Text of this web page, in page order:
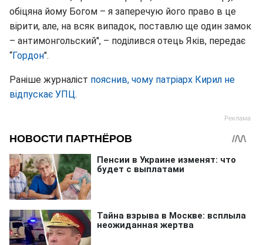
обіцяна йому Богом – я заперечую його право в це
вірити, але, на всяк випадок, поставлю ще один замок
– антимонгольский", – поділився отець Яків, передає
“Гордон".
Раніше журналіст пояснив, чому патріарх Кирил не
відпускає УПЦ.